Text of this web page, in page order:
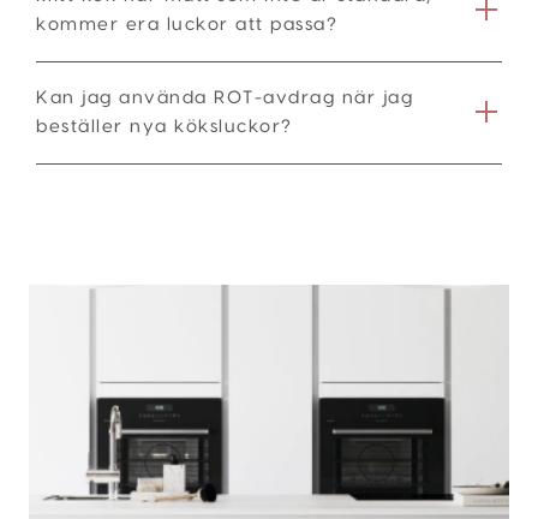
kommer era luckor att passa?
Kan jag använda ROT-avdrag när jag
beställer nya köksluckor?